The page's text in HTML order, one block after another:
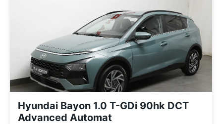
Hyundai Bayon 1.0 T-GDi 90hk DCT
Advanced Automat